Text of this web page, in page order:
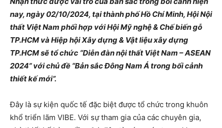
nay, ngày 02/10/2024, tại thành phố Hồ Chí Minh, Hội Nội
thất Việt Nam phối hợp với Hội Mỹ nghệ & Chế biến gỗ
TP.HCM và Hiệp hội Xây dựng & Vật liệu xây dựng
TP.HCM sẽ tổ chức “Diễn đàn nội thất Việt Nam – ASEAN
2024” với chủ đề “Bản sắc Đông Nam Á trong bối cảnh
thiết kế mới”.
Đây là sự kiện quốc tế đặc biệt được tổ chức trong khuôn
khổ triển lãm VIBE. Với sự tham gia của các chuyên gia,